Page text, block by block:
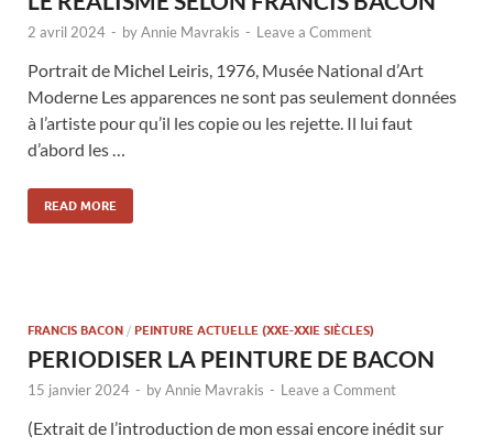
2 avril 2024 - byAnnie Mavrakis - Leave a Comment
Portrait de Michel Leiris, 1976, Musée National d’Art
Moderne Les apparences ne sont pas seulement données
à l’artiste pour qu’il les copie ou les rejette. Il lui faut
d’abord les …
READ MORE
FRANCIS BACON / PEINTURE ACTUELLE (XXE-XXIE SIÈCLES)
PERIODISER LA PEINTURE DE BACON
15 janvier 2024 - byAnnie Mavrakis - Leave a Comment
(Extrait de l’introduction de mon essai encore inédit sur